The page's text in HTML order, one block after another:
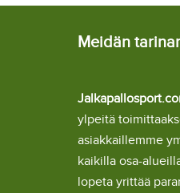
Meidän
ylpeitä
asiakkaillemme
kaikilla osa-
lopeta yrittää